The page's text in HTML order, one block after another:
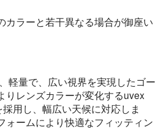
カラーと若干異なる場合が御座い
軽量で、広い視界を実現したゴー
りレンズカラーが変化するuvex
用し、幅広い天候に対応しま
ォームにより快適なフィッティン